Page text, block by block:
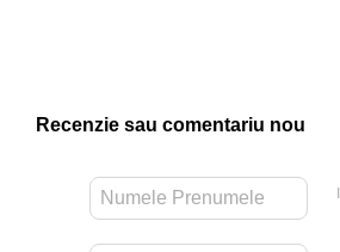
Recenzie sau comentariu nou